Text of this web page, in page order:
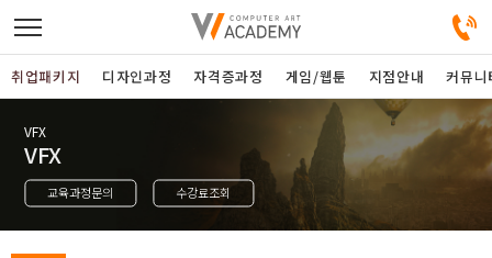
디자인정규과정
디자인단과과정
취업패키지 디자인과정 자격증과정 게임/웹툰 지점안내 커뮤니
VFX
VFX
교육과정문의 수강료조회